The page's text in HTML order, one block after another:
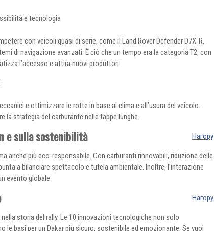
e tecnologia
con veicoli quasi di serie, come il Land Rover Defender D7X-R,
di navigazione avanzati. È ciò che un tempo era la categoria T2, con
l’accesso e attira nuovi produttori.
e ottimizzare le rotte in base al clima e all’usura del veicolo.
la strategia del carburante nelle tappe lunghe.
Нагору
e sulla sostenibilità
anche più eco-responsabile. Con carburanti rinnovabili, riduzione delle
a bilanciare spettacolo e tutela ambientale. Inoltre, l’interazione
evento globale.
Нагору
storia del rally. Le 10 innovazioni tecnologiche non solo
le basi per un Dakar più sicuro, sostenibile ed emozionante. Se vuoi